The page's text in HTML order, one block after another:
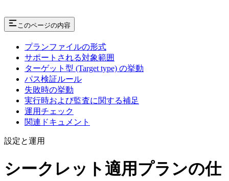
このページの内容
プランファイルの形式
サポートされる対象範囲
ターゲット型 (Target type) の挙動
パス検証ルール
失敗時の挙動
実行時および監査に関する補足
運用チェック
関連ドキュメント
設定と運用
シークレット適用プランの仕